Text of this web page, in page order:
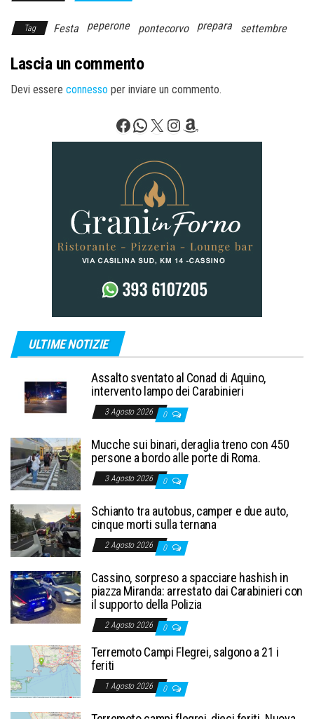
Tag Festa peperone pontecorvo prepara settembre
Lascia un commento
Devi essere connesso per inviare un commento.
Facebook
WhatsApp
X Instagram
Amazon
ULTIME NOTIZIE
Assalto sventato al Conad di Aquino,
intervento lampo dei Carabinieri
3 Agosto 2026 0
Mucche sui binari, deraglia treno con 450
persone a bordo alle porte di Roma.
3 Agosto 2026 0
Schianto tra autobus, camper e due auto,
cinque morti sulla ternana
2 Agosto 2026 0
Cassino, sorpreso a spacciare hashish in
piazza Miranda: arrestato dai Carabinieri con
il supporto della Polizia
2 Agosto 2026 0
Terremoto Campi Flegrei, salgono a 21 i
feriti
1 Agosto 2026 0